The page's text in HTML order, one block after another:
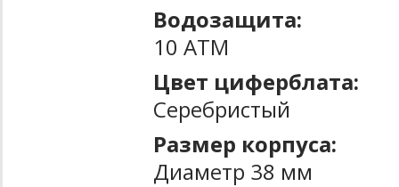
Водозащита:
10 ATM
Цвет циферблата:
Серебристый
Размер корпуса:
Диаметр 38 мм